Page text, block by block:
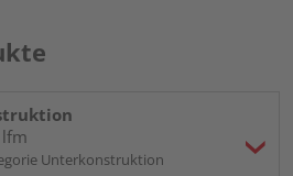
Unterkonstruktion